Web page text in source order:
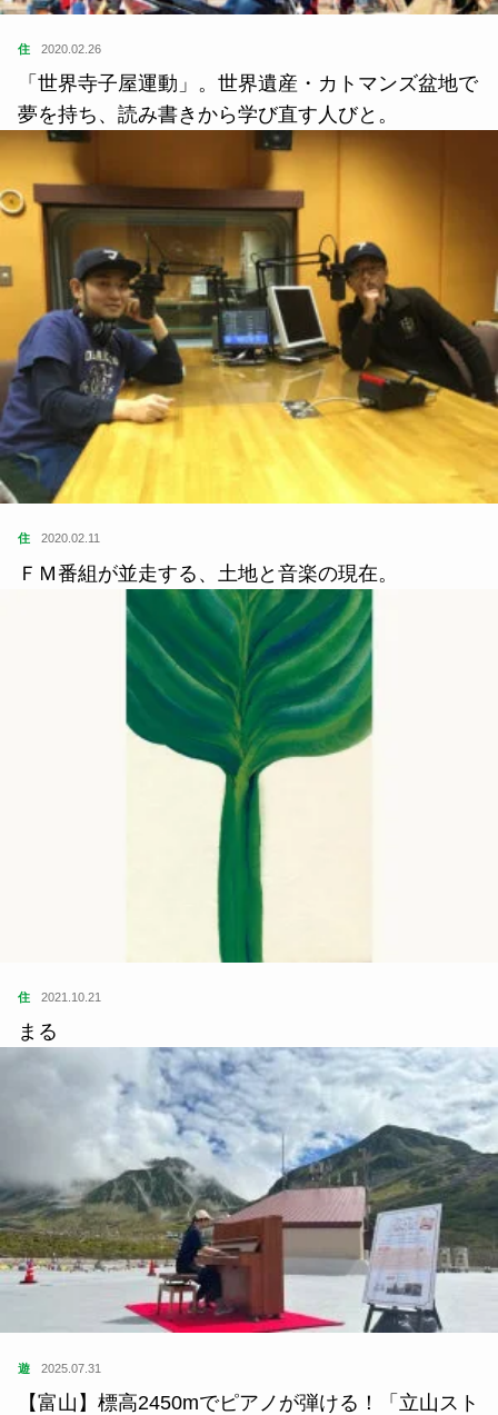
住 2020.02.26
「世界寺子屋運動」。世界遺産・カトマンズ盆地で
夢を持ち、読み書きから学び直す人びと。
住 2020.02.11
ＦＭ番組が並走する、土地と音楽の現在。
住 2021.10.21
まる
遊 2025.07.31
【富山】標高2450mでピアノが弾ける！「立山スト